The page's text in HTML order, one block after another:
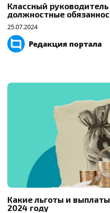
Классный
должностные
25.07.2024
Редакция портала
Какие льготы и
2024 году